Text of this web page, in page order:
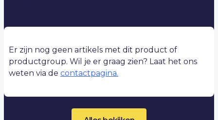
Er zijn nog geen artikels met dit product of
productgroup. Wil je er graag zien? Laat het ons
weten via de contactpagina.